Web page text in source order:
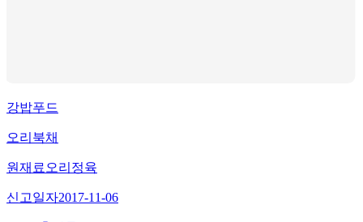
강밥푸드
오리북채
원재료 오리정육
신고일자2017-11-06